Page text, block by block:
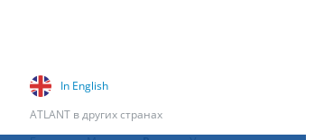
In English
ATLANT в других странах